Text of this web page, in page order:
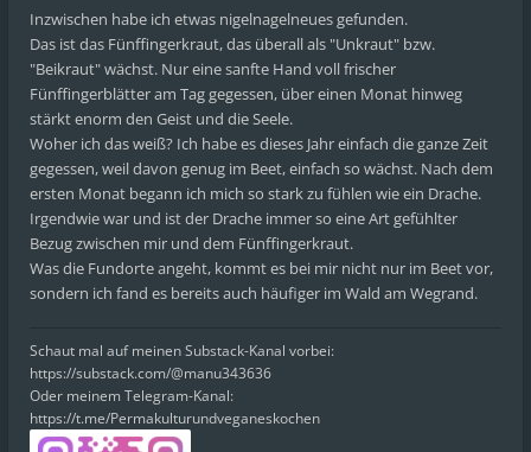
Inzwischen habe ich etwas nigelnagelneues gefunden.
Das ist das Fünffingerkraut, das überall als "Unkraut" bzw.
"Beikraut" wächst. Nur eine sanfte Hand voll frischer
Fünffingerblätter am Tag gegessen, über einen Monat hinweg
stärkt enorm den Geist und die Seele.
Woher ich das weiß? Ich habe es dieses Jahr einfach die ganze Zeit
gegessen, weil davon genug im Beet, einfach so wächst. Nach dem
ersten Monat begann ich mich so stark zu fühlen wie ein Drache.
Irgendwie war und ist der Drache immer so eine Art gefühlter
Bezug zwischen mir und dem Fünffingerkraut.
Was die Fundorte angeht, kommt es bei mir nicht nur im Beet vor,
sondern ich fand es bereits auch häufiger im Wald am Wegrand.
Schaut mal auf meinen Substack-Kanal vorbei:
https://substack.com/@manu343636
Oder meinem Telegram-Kanal:
https://t.me/Permakulturundveganeskochen